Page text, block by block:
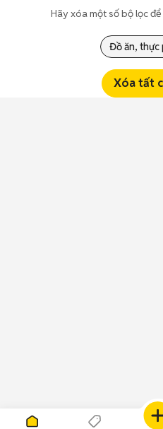
Hãy xóa một số bộ lọc
Đồ ăn, thực
Xóa tất